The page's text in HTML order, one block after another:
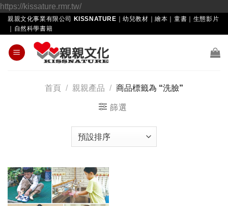
https://kissature.rmr.tw/Skip
to
親親文化事業有限公司 KISSNATURE｜幼兒教材｜繪本｜童書｜生態影片
｜自然科學書籍
首頁 / 親親產品 / 商品標籤為 “洗臉”
篩選